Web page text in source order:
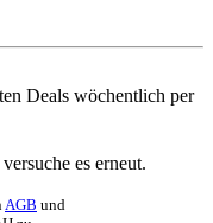
Deals wöchentlich per
es erneut.
AGB und